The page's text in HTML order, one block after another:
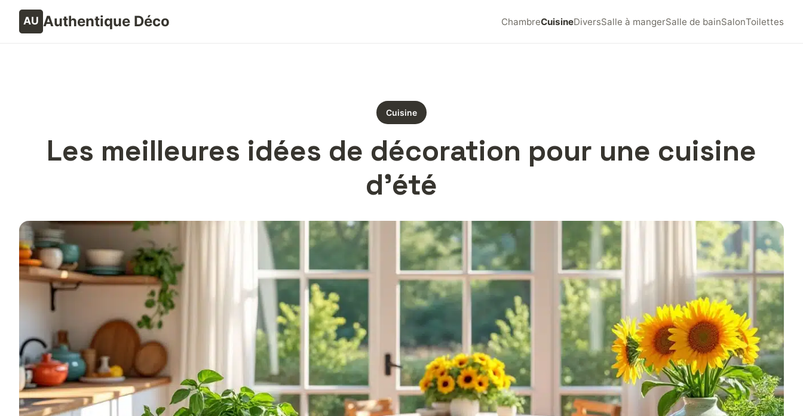
Authentique Déco ChambreCuisineDiversSalle à mangerSalle de bainSalonToilettes
Cuisine
Les meilleures idées de décoration pour une cuisine
d’été